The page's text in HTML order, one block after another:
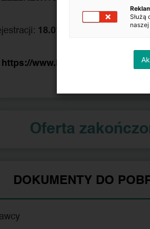
18.01.2019
https://
Oferta
DOKUMENTY DO
Służą